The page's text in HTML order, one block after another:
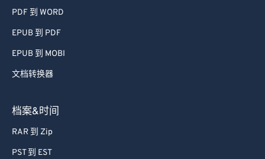
PDF 到 WORD
EPUB 到 PDF
EPUB 到 MOBI
文档转换器
档案&时间
RAR 到 Zip
PST 到 EST